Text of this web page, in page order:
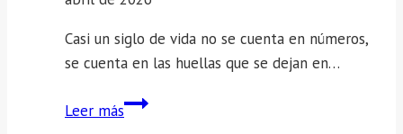
Casi un siglo de vida no se cuenta en números,
se cuenta en las huellas que se dejan en…
Leer más97